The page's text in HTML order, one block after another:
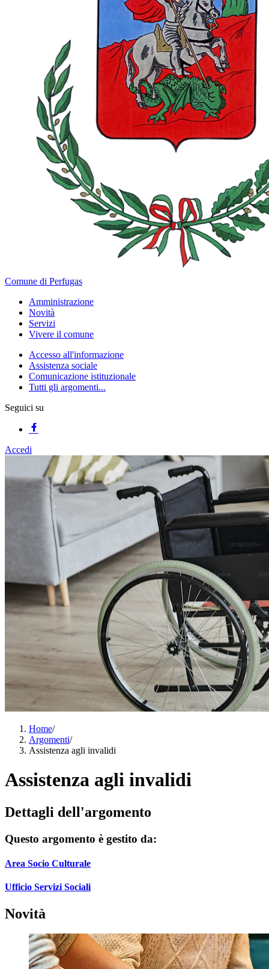
Comune di Perfugas
Amministrazione
Novità
Servizi
Vivere il comune
Accesso all'informazione
Assistenza sociale
Comunicazione istituzionale
Tutti gli argomenti...
Seguici su
Accedi
Home/
Argomenti/
Assistenza agli invalidi
Assistenza agli invalidi
Dettagli dell'argomento
Questo argomento è gestito da:
Area Socio Culturale
Ufficio Servizi Sociali
Novità